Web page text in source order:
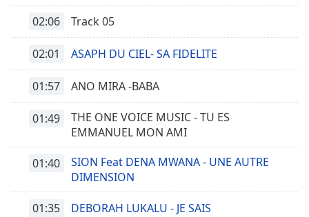
02:06 Track 05
02:01 ASAPH DU CIEL- SA FIDELITE
01:57 ANO MIRA -BABA
01:49
THE ONE VOICE MUSIC - TU ES
EMMANUEL MON AMI
01:40
SION Feat DENA MWANA - UNE AUTRE
DIMENSION
01:35 DEBORAH LUKALU - JE SAIS